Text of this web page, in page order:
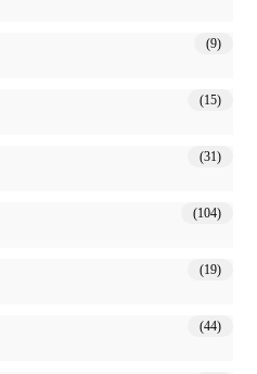
(9)
(15)
(31)
(104)
(19)
(44)